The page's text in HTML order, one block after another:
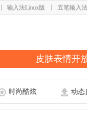
输入法Linux版 五笔输入法
皮肤表情开
时尚酷炫 动态